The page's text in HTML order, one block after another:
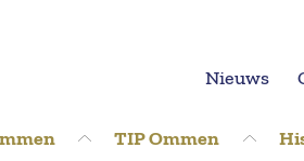
Nieuws
TIP Ommen